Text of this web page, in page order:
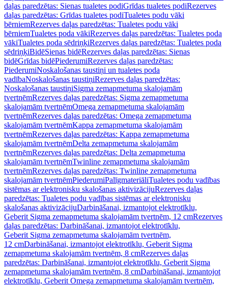
daļas paredzētas: Sienas tualetes podiGrīdas tualetes podiRezerves
daļas paredzētas: Grīdas tualetes podiTualetes podu vāki
bērniemRezerves daļas paredzētas: Tualetes podu vāki
bērniemTualetes poda vākiRezerves daļas paredzētas: Tualetes poda
vākiTualetes poda sēdriņķiRezerves daļas paredzētas: Tualetes poda
sēdriņķiBidēSienas bidēRezerves daļas paredzētas: Sienas
bidēGrīdas bidēPiederumiRezerves daļas paredzētas:
PiederumiNoskalošanas taustiņi un tualetes poda
vadībaNoskalošanas taustiņiRezerves daļas paredzētas:
Noskalošanas taustiņiSigma zemapmetuma skalojamām
tvertnēmRezerves daļas paredzētas: Sigma zemapmetuma
skalojamām tvertnēmOmega zemapmetuma skalojamām
tvertnēmRezerves daļas paredzētas: Omega zemapmetuma
skalojamām tvertnēmKappa zemapmetuma skalojamām
tvertnēmRezerves daļas paredzētas: Kappa zemapmetuma
skalojamām tvertnēmDelta zemapmetuma skalojamām
tvertnēmRezerves daļas paredzētas: Delta zemapmetuma
skalojamām tvertnēmTwinline zemapmetuma skalojamām
tvertnēmRezerves daļas paredzētas: Twinline zemapmetuma
skalojamām tvertnēmPiederumiPalīgmateriāliTualetes podu vadības
sistēmas ar elektronisku skalošanas aktivizācijuRezerves daļas
paredzētas: Tualetes podu vadības sistēmas ar elektronisku
skalošanas aktivizācijuDarbināšanai, izmantojot elektrotīklu,
Geberit Sigma zemapmetuma skalojamām tvertnēm, 12 cmRezerves
daļas paredzētas: Darbināšanai, izmantojot elektrotīklu,
Geberit Sigma zemapmetuma skalojamām tvertnēm,
12 cmDarbināšanai, izmantojot elektrotīklu, Geberit Sigma
zemapmetuma skalojamām tvertnēm, 8 cmRezerves daļas
paredzētas: Darbināšanai, izmantojot elektrotīklu, Geberit Sigma
zemapmetuma skalojamām tvertnēm, 8 cmDarbināšanai, izmantojot
elektrotīklu, Geberit Omega zemapmetuma skalojamām tvertnēm,